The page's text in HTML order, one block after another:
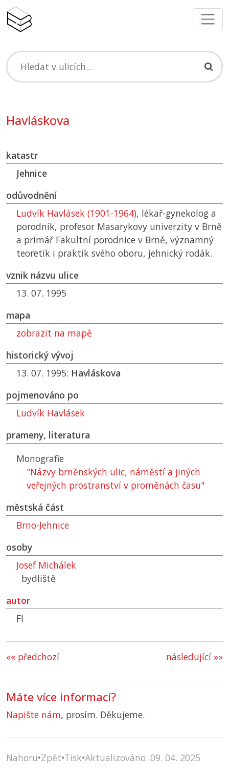
Havláskova
katastr
Jehnice
odůvodnění
Ludvík Havlásek (1901-1964), lékař-gynekolog a
porodník, profesor Masarykovy univerzity v Brně
a primář Fakultní porodnice v Brně, významný
teoretik i praktik svého oboru, jehnický rodák.
vznik názvu ulice
13. 07. 1995
mapa
zobrazit na mapě
historický vývoj
13. 07. 1995: Havláskova
pojmenováno po
Ludvík Havlásek
prameny, literatura
Monografie
"Názvy brněnských ulic, náměstí a jiných
veřejných prostranství v proměnách času"
městská část
Brno-Jehnice
osoby
Josef Michálek
bydliště
autor
Fl
«« předchozí následující »»
Máte více informací?
Napište nám, prosím. Děkujeme.
Nahoru•Zpět•Tisk•Aktualizováno: 09. 04. 2025